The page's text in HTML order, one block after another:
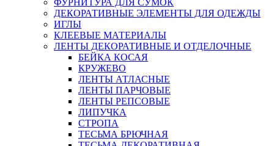
ФУРНИТУРА ДЛЯ СУМОК
ДЕКОРАТИВНЫЕ ЭЛЕМЕНТЫ ДЛЯ ОДЕЖДЫ
ИГЛЫ
КЛЕЕВЫЕ МАТЕРИАЛЫ
ЛЕНТЫ ДЕКОРАТИВНЫЕ И ОТДЕЛОЧНЫЕ
БЕЙКА КОСАЯ
КРУЖЕВО
ЛЕНТЫ АТЛАСНЫЕ
ЛЕНТЫ ПАРЧОВЫЕ
ЛЕНТЫ РЕПСОВЫЕ
ЛИПУЧКА
СТРОПА
ТЕСЬМА БРЮЧНАЯ